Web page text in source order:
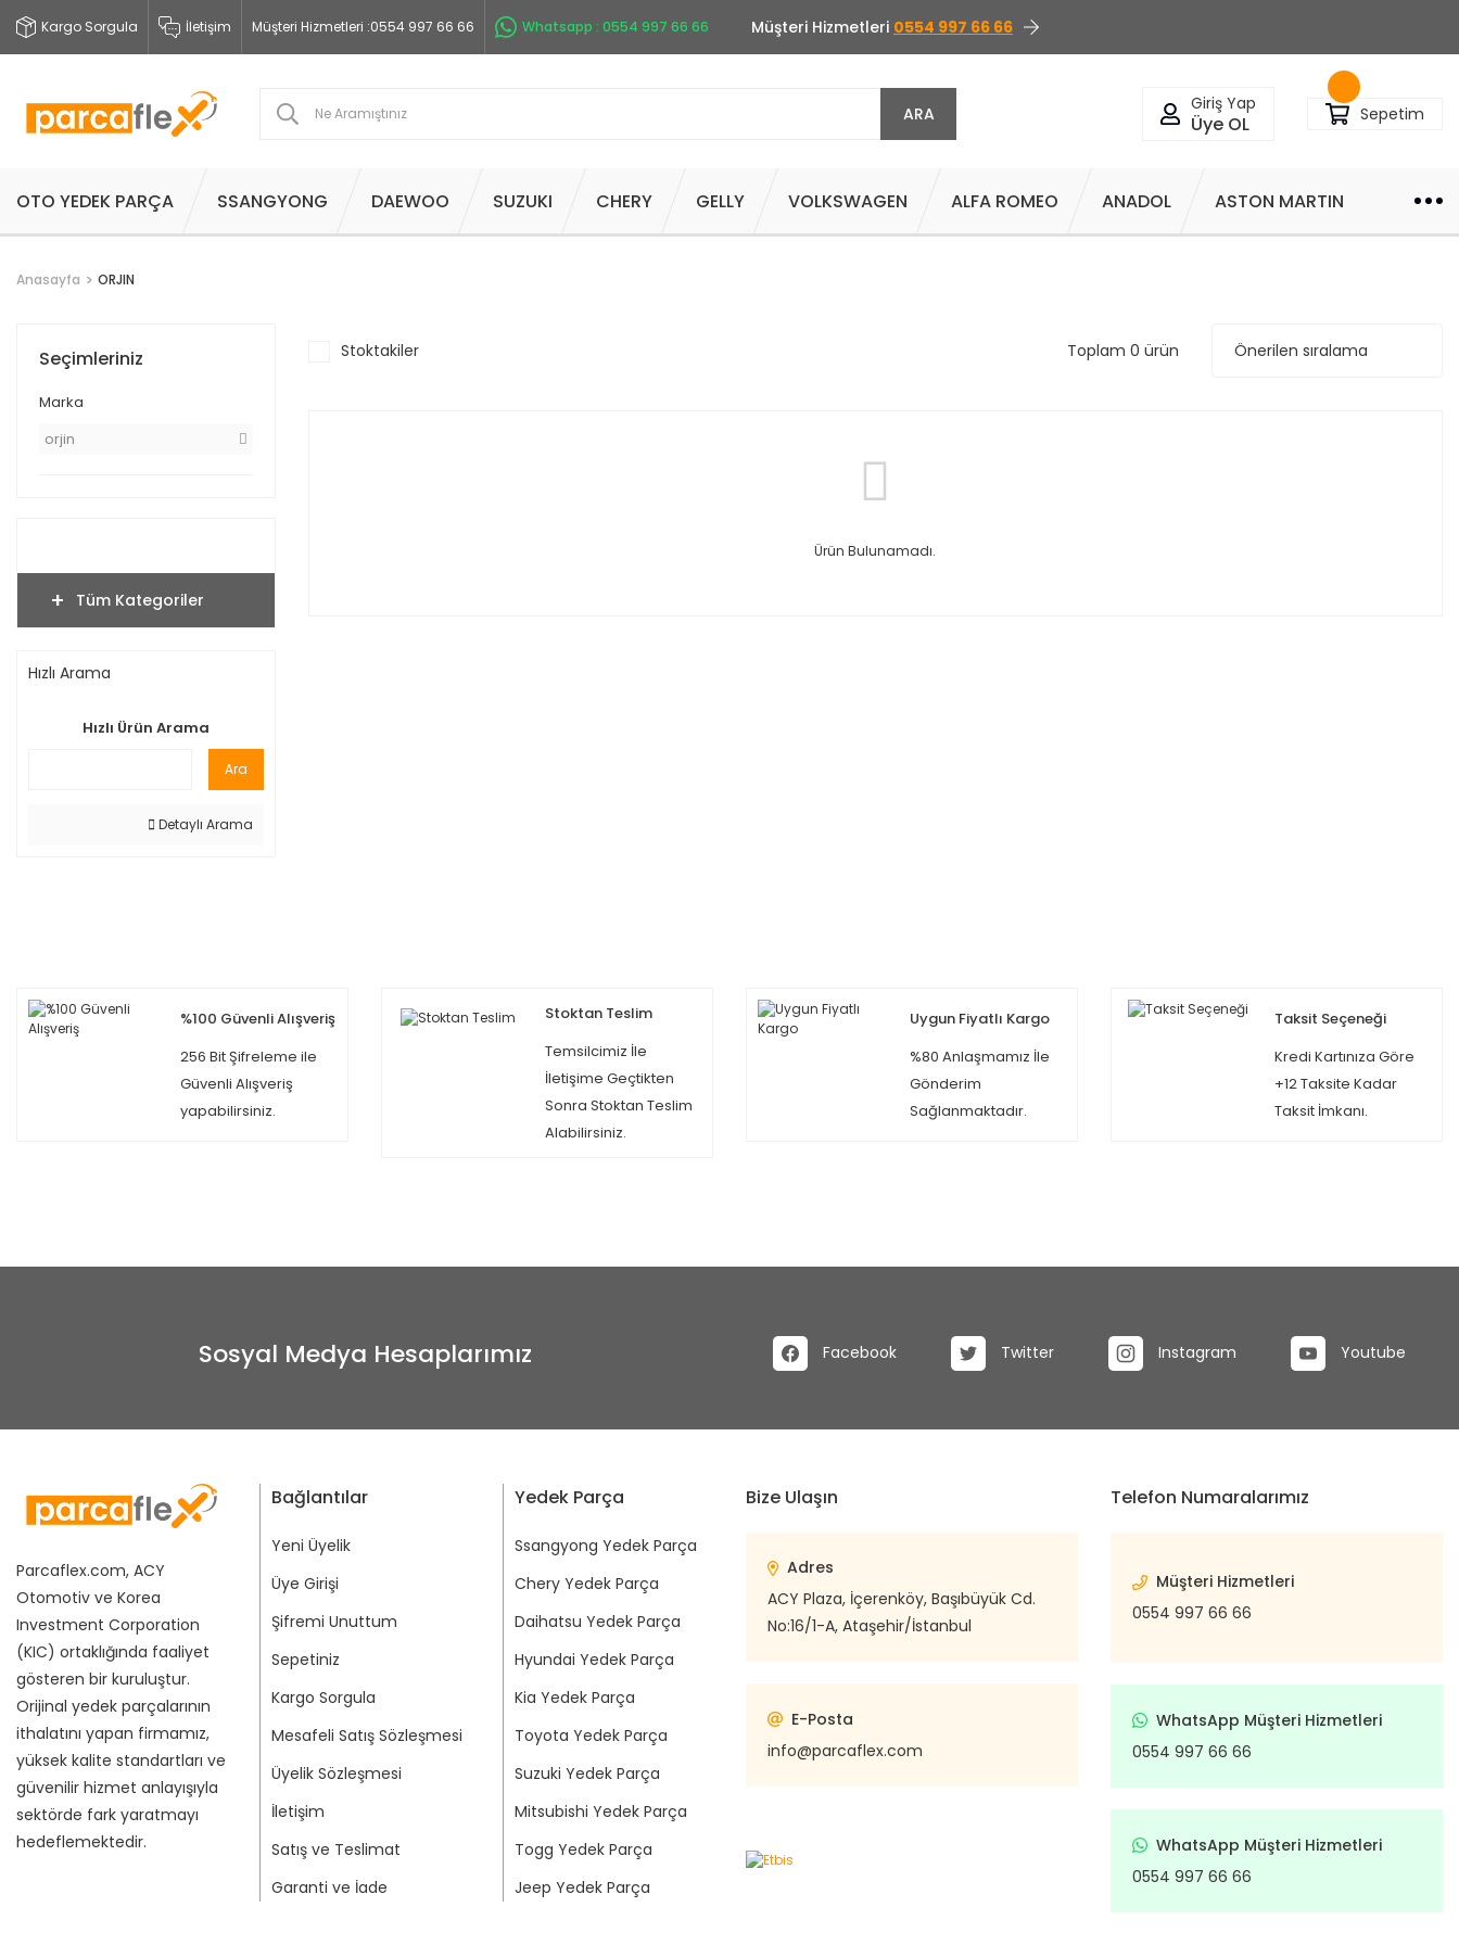
Kargo Sorgula İletişim Müşteri Hizmetleri :0554 997 66 66 Whatsapp : 0554 997 66 66 Müşteri Hizmetleri 0554 997 66 66
ARA Giriş Yap
Üye OL Sepetim
OTO YEDEK PARÇA SSANGYONG DAEWOO SUZUKI CHERY GELLY VOLKSWAGEN ALFA ROMEO ANADOL ASTON MARTIN
Anasayfa ORJIN
Seçimleriniz
Marka
orjin
Tüm Kategoriler
Hızlı Arama
Hızlı Ürün Arama
Ara
Detaylı Arama
Stoktakiler Toplam 0 ürün
Ürün Bulunamadı.
%100 Güvenli Alışveriş
256 Bit Şifreleme ile
Güvenli Alışveriş
yapabilirsiniz.
Stoktan Teslim
Temsilcimiz İle
İletişime Geçtikten
Sonra Stoktan Teslim
Alabilirsiniz.
Uygun Fiyatlı Kargo
%80 Anlaşmamız İle
Gönderim
Sağlanmaktadır.
Taksit Seçeneği
Kredi Kartınıza Göre
+12 Taksite Kadar
Taksit İmkanı.
Sosyal Medya Hesaplarımız Facebook Twitter Instagram Youtube
Parcaflex.com, ACY
Otomotiv ve Korea
Investment Corporation
(KIC) ortaklığında faaliyet
gösteren bir kuruluştur.
Orijinal yedek parçalarının
ithalatını yapan firmamız,
yüksek kalite standartları ve
güvenilir hizmet anlayışıyla
sektörde fark yaratmayı
hedeflemektedir.
Bağlantılar
Yeni Üyelik
Üye Girişi
Şifremi Unuttum
Sepetiniz
Kargo Sorgula
Mesafeli Satış Sözleşmesi
Üyelik Sözleşmesi
İletişim
Satış ve Teslimat
Garanti ve İade
Yedek Parça
Ssangyong Yedek Parça
Chery Yedek Parça
Daihatsu Yedek Parça
Hyundai Yedek Parça
Kia Yedek Parça
Toyota Yedek Parça
Suzuki Yedek Parça
Mitsubishi Yedek Parça
Togg Yedek Parça
Jeep Yedek Parça
Bize Ulaşın
Adres
ACY Plaza, İçerenköy, Başıbüyük Cd.
No:16/1-A, Ataşehir/İstanbul
E-Posta
info@parcaflex.com
Telefon Numaralarımız
Müşteri Hizmetleri
0554 997 66 66
WhatsApp Müşteri Hizmetleri
0554 997 66 66
WhatsApp Müşteri Hizmetleri
0554 997 66 66